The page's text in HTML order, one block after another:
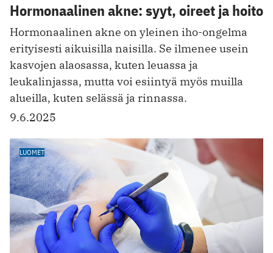
Hormonaalinen akne: syyt, oireet ja hoito
Hormonaalinen akne on yleinen iho-ongelma
erityisesti aikuisilla naisilla. Se ilmenee usein
kasvojen alaosassa, kuten leuassa ja
leukalinjassa, mutta voi esiintyä myös muilla
alueilla, kuten selässä ja rinnassa.
9.6.2025
LUOMET